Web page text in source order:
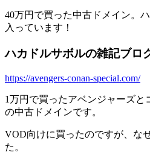
40万円で買った中古ドメイン。
入っています！
ハカドルサボルの雑記ブロ
https://avengers-conan-special.com/
1万円で買ったアベンジャーズと
の中古ドメインです。
VOD向けに買ったのですが、な
た。